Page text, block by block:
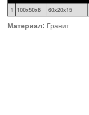
1 100х50х8 60х20х15
Материал: Гранит